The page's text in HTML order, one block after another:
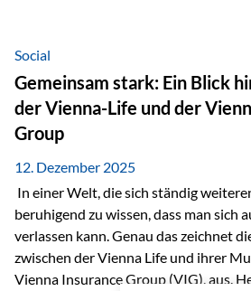
hinzukommen, spielt nicht nur die
steuerliche Effekte haben einen
Social
Gemeinsam stark: Ein Blick
der Vienna-Life und der
Group
12. Dezember 2025
In einer Welt, die sich ständig
beruhigend zu wissen, dass man sich
verlassen kann. Genau das zeichnet
zwischen der Vienna Life und ihrer
Vienna Insurance Group (VIG), aus.